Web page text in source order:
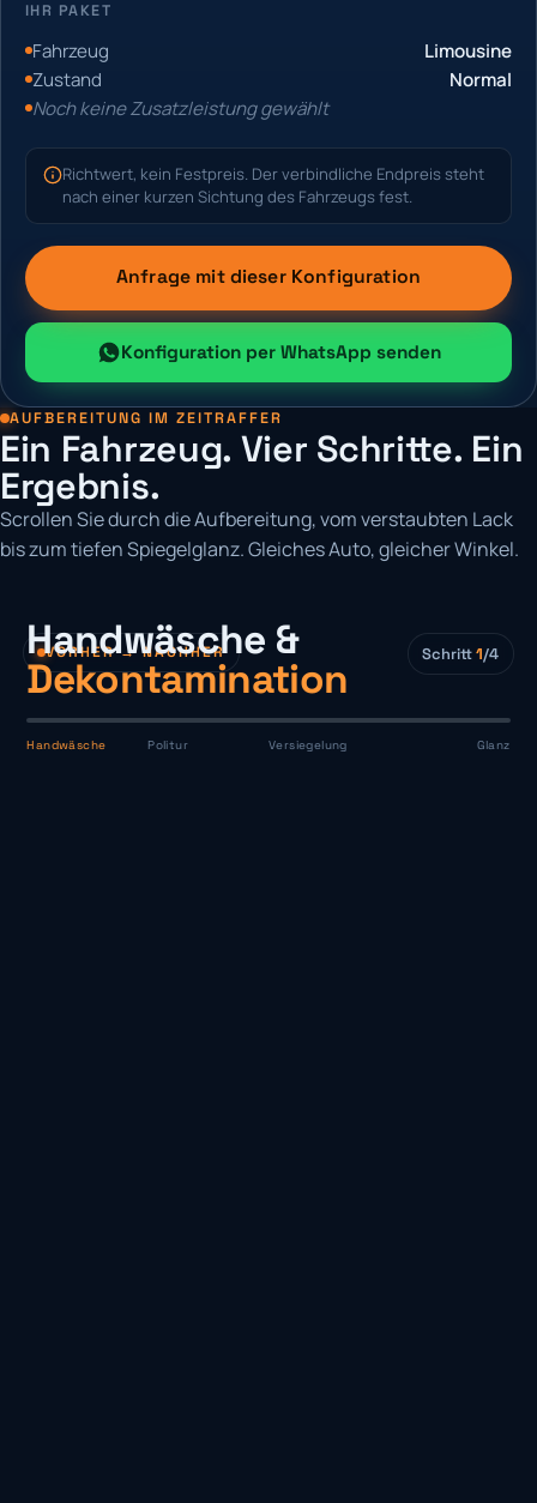
IHR PAKET
Fahrzeug
Limousine
Zustand
Normal
Noch keine Zusatzleistung gewählt
Richtwert, kein Festpreis. Der verbindliche Endpreis steht
nach einer kurzen Sichtung des Fahrzeugs fest.
Anfrage mit dieser Konfiguration
Konfiguration per WhatsApp senden
AUFBEREITUNG IM ZEITRAFFER
Ein Fahrzeug. Vier Schritte. Ein
Ergebnis.
Scrollen Sie durch die Aufbereitung, vom verstaubten Lack
bis zum tiefen Spiegelglanz. Gleiches Auto, gleicher Winkel.
VORHER → NACHHER Schritt1/4
Handwäsche &
Dekontamination
Handwäsche Politur Versiegelung Glanz